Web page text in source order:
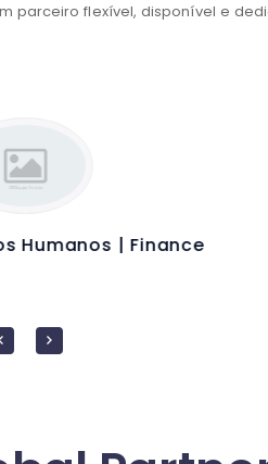
parceiro flexível, disponível e
Humanos | Finance